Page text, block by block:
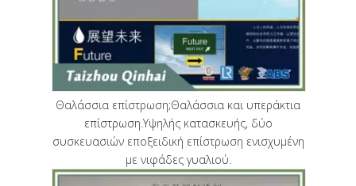
Θαλάσσια επίστρωση;Θαλάσσια και υπεράκτια
επίστρωση.Υψηλής κατασκευής, δύο
συσκευασιών εποξειδική επίστρωση ενισχυμένη
με νιφάδες γυαλιού.